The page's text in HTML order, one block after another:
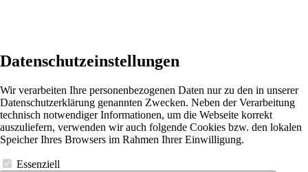
Datenschutzeinstellungen
Wir verarbeiten Ihre personenbezogenen Daten nur zu den in unserer
Datenschutzerklärung genannten Zwecken. Neben der Verarbeitung
technisch notwendiger Informationen, um die Webseite korrekt
auszuliefern, verwenden wir auch folgende Cookies bzw. den lokalen
Speicher Ihres Browsers im Rahmen Ihrer Einwilligung.
Essenziell